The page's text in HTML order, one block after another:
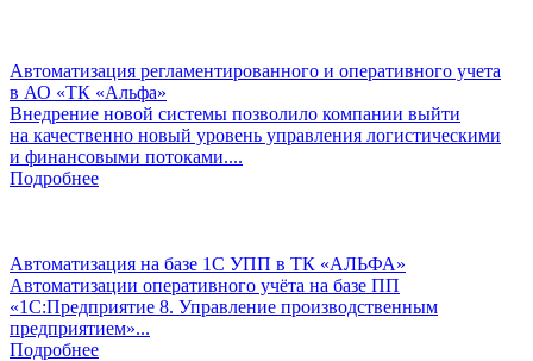
Автоматизация регламентированного и оперативного учета
в АО «ТК «Альфа»
Внедрение новой системы позволило компании выйти
на качественно новый уровень управления логистическими
и финансовыми потоками....
Подробнее
Автоматизация на базе 1С УПП в ТК «АЛЬФА»
Автоматизации оперативного учёта на базе ПП
«1С:Предприятие 8. Управление производственным
предприятием»...
Подробнее